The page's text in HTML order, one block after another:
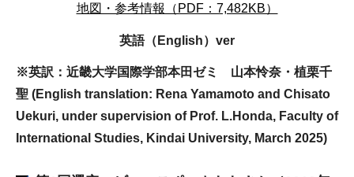
地図・参考情報（PDF：7,482KB）
英語（English）ver
※英訳：近畿大学国際学部本田ゼミ 山本怜奈・植栗千
聖 (English translation: Rena Yamamoto and Chisato
Uekuri, under supervision of Prof. L.Honda, Faculty of
International Studies, Kindai University, March 2025)